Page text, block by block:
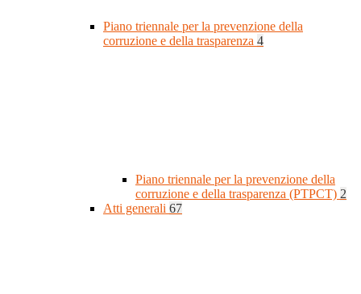
Piano triennale per la prevenzione della
corruzione e della trasparenza 4
Piano triennale per la prevenzione della
corruzione e della trasparenza (PTPCT) 2
Atti generali 67